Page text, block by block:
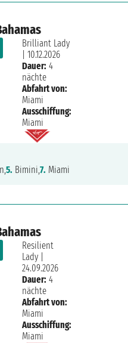
Brilliant Lady
|10.12.2026
Dauer: 4
nächte
Abfahrt von:
Miami
Ausschiffung:
Miami
5. Bimini,7. Miami
Resilient
Lady
24.09.2026
Dauer: 4
nächte
Abfahrt von:
Miami
Ausschiffung:
Miami